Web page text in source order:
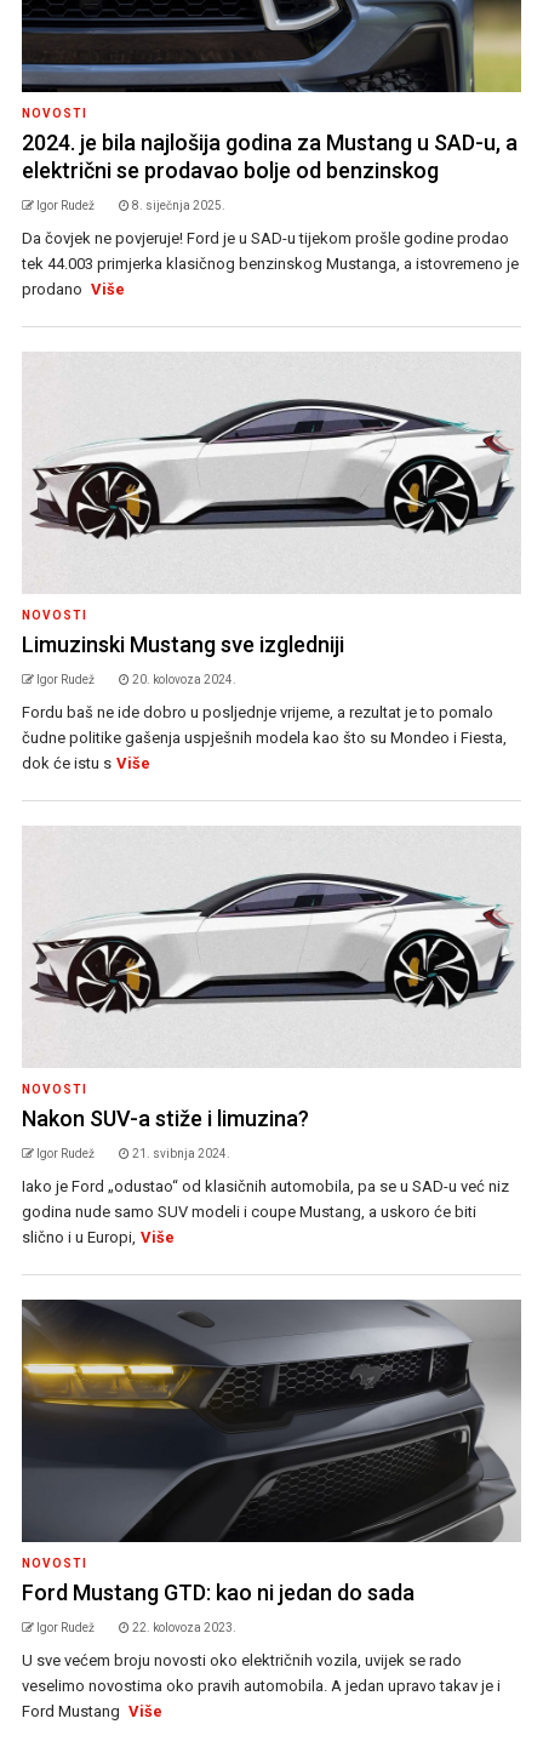
NOVOSTI
2024. je bila najlošija godina za Mustang u SAD-u, a
električni se prodavao bolje od benzinskog
Igor Rudež 8. siječnja 2025.
Da čovjek ne povjeruje! Ford je u SAD-u tijekom prošle godine prodao
tek 44.003 primjerka klasičnog benzinskog Mustanga, a istovremeno je
prodano Više
NOVOSTI
Limuzinski Mustang sve izgledniji
Igor Rudež 20. kolovoza 2024.
Fordu baš ne ide dobro u posljednje vrijeme, a rezultat je to pomalo
čudne politike gašenja uspješnih modela kao što su Mondeo i Fiesta,
dok će istu s Više
NOVOSTI
Nakon SUV-a stiže i limuzina?
Igor Rudež 21. svibnja 2024.
Iako je Ford „odustao“ od klasičnih automobila, pa se u SAD-u već niz
godina nude samo SUV modeli i coupe Mustang, a uskoro će biti
slično i u Europi, Više
NOVOSTI
Ford Mustang GTD: kao ni jedan do sada
Igor Rudež 22. kolovoza 2023.
U sve većem broju novosti oko električnih vozila, uvijek se rado
veselimo novostima oko pravih automobila. A jedan upravo takav je i
Ford Mustang Više